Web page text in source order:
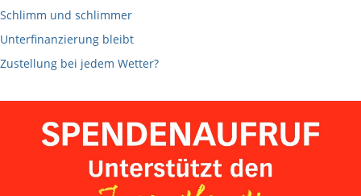
Schlimm und schlimmer
Unterfinanzierung bleibt
Zustellung bei jedem Wetter?